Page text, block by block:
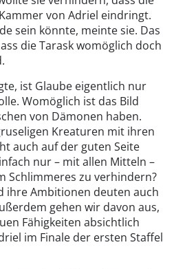
von Adriel eindringt.
sein könnte, meinte sie. Das
die Tarask womöglich doch
ist Glaube eigentlich nur
Womöglich ist das Bild
von Dämonen haben.
Kreaturen mit ihren
auch auf der guten Seite
nur – mit allen Mitteln –
Schlimmeres zu verhindern?
ihre Ambitionen deuten auch
gehen wir davon aus,
Fähigkeiten absichtlich
im Finale der ersten Staffel